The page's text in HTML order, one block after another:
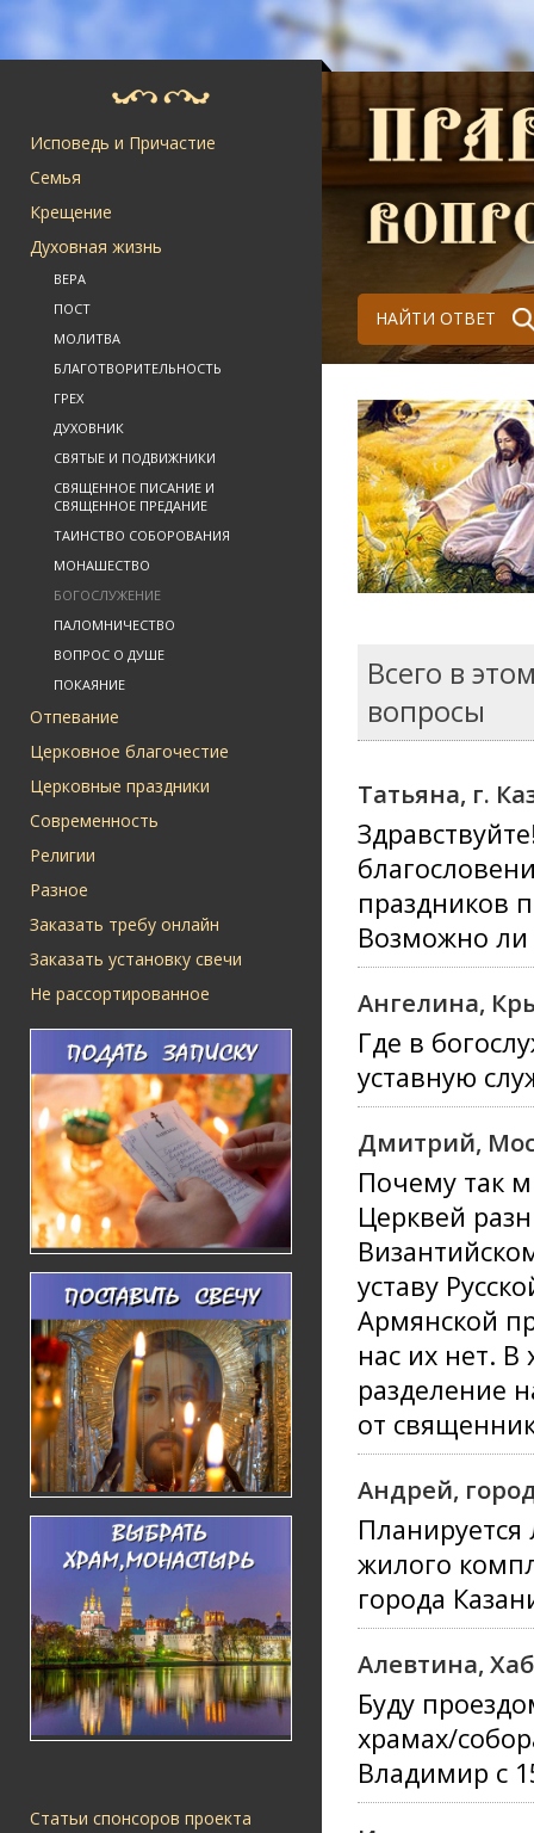
Исповедь и Причастие
Семья
Крещение
Духовная жизнь
ВЕРА
ПОСТ
МОЛИТВА
БЛАГОТВОРИТЕЛЬНОСТЬ
ГРЕХ
ДУХОВНИК
СВЯТЫЕ И ПОДВИЖНИКИ
СВЯЩЕННОЕ ПИСАНИЕ И
СВЯЩЕННОЕ ПРЕДАНИЕ
ТАИНСТВО СОБОРОВАНИЯ
МОНАШЕСТВО
БОГОСЛУЖЕНИЕ
ПАЛОМНИЧЕСТВО
ВОПРОС О ДУШЕ
ПОКАЯНИЕ
Отпевание
Церковное благочестие
Церковные праздники
Современность
Религии
Разное
Заказать требу онлайн
Заказать установку свечи
Не рассортированное
Статьи спонсоров проекта
НАЙТИ ОТВЕТ
Всего в
вопросы
Татьяна, г.
праздников
Возможно ли
Ангелина,
Где в
уставную
Дмитрий,
Почему так
Церквей
уставу
Армянской
нас их нет. В
разделение
от
Андрей,
Планируется
жилого
города
Алевтина,
Буду
храмах/
Владимир с